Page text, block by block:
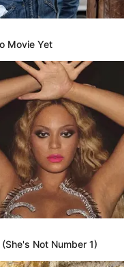
ΟΤΙ ΑΥΤΗ Η
ΔΟΥΛΕΥΟΥΝ
ΠΟΥ Ο ΚΟΣΜΟΣ ΑΡΧΙΣΕ
ΥΠΕΡΒΑΤΙΚΟ,
ΓΙΑ ΤΑ ΠΡΟΒΛΗΜΑΤΑ
ΤΟΥ……ΑΥΤΟ...
Movie Yet
Not Number 1)